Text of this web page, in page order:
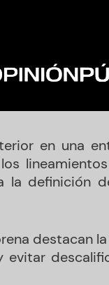
en una
la definición
destacan